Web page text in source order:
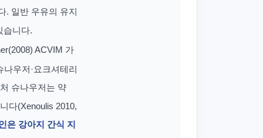
. 일반 우유의 유지
습니다.
ACVIM 가
우저·요크셔테리
슈나우저는 약
다(Xenoulis 2010,
은 강아지 간식 지